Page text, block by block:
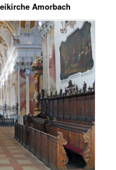
Amorbach